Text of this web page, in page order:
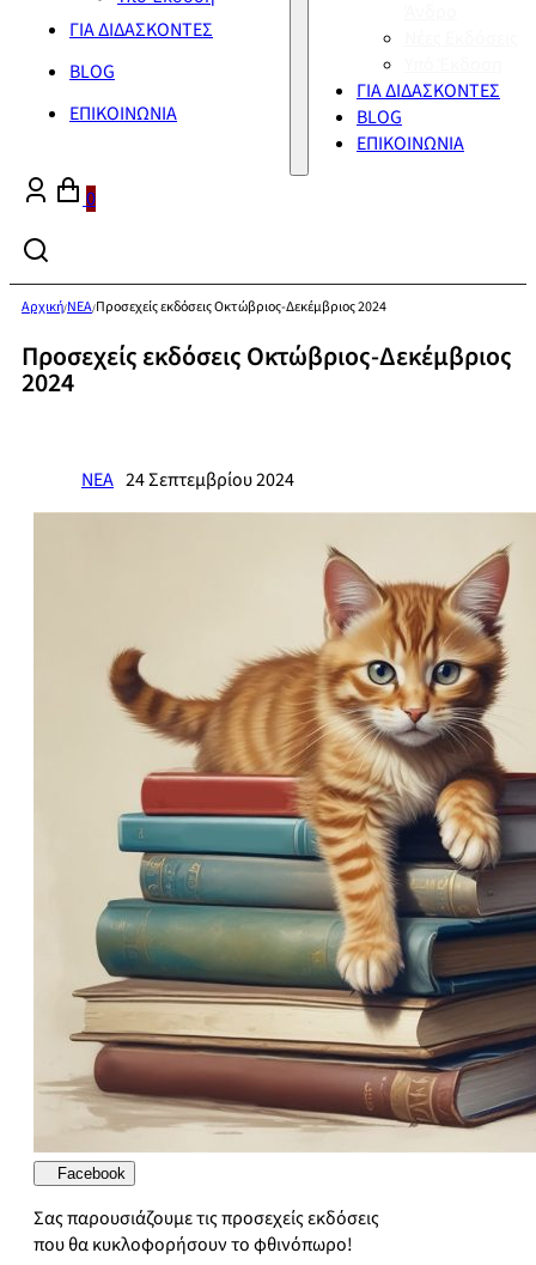
ΓΙΑ ΔΙΔΑΣΚΟΝΤΕΣ
BLOG
ΕΠΙΚΟΙΝΩΝΙΑ
ΓΙΑ ΔΙΔΑΣΚΟΝΤΕΣ
BLOG
ΕΠΙΚΟΙΝΩΝΙΑ
0
Αρχική/ΝΕΑ/Προσεχείς εκδόσεις Οκτώβριος-Δεκέμβριος 2024
Προσεχείς εκδόσεις Οκτώβριος-Δεκέμβριος
2024
ΝΕΑ 24 Σεπτεμβρίου 2024
Facebook
Σας παρουσιάζουμε τις προσεχείς εκδόσεις
που θα κυκλοφορήσουν το φθινόπωρο!